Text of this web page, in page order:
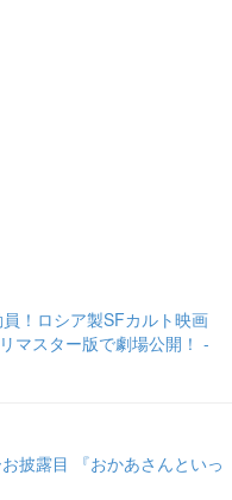
！ロシア製SFカルト映画
マスター版で劇場公開！ -
披露目 『おかあさんといっ